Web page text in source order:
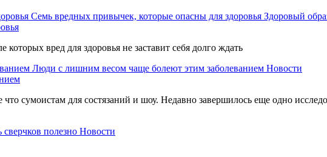
Семь вредных привычек, которые опасны для здоровья Здоровый
вред для здоровья не заставит себя долго ждать
Люди с лишним весом чаще болеют этим заболеванием Новости
сумоистам для состязаний и шоу. Недавно завершилось еще одно
сверчков полезно Новости